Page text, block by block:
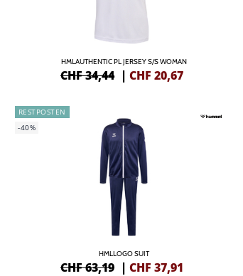
HMLAUTHENTIC PL JERSEY S/S WOMAN
CHF 34,44 | CHF 20,67
RESTPOSTEN
-40%
HMLLOGO SUIT
CHF 63,19 | CHF 37,91